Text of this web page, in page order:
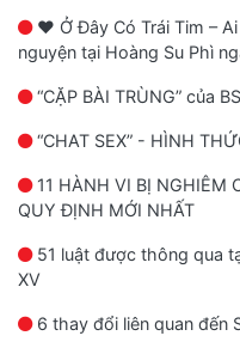
❤️ Ở Đây Có Trái Tim –
nguyện tại Hoàng Su Phì
“CẶP BÀI TRÙNG” của
“CHAT SEX” - HÌNH
11 HÀNH VI BỊ NGHIÊM
QUY ĐỊNH MỚI NHẤT
51 luật được thông qua
XV
6 thay đổi liên quan đến